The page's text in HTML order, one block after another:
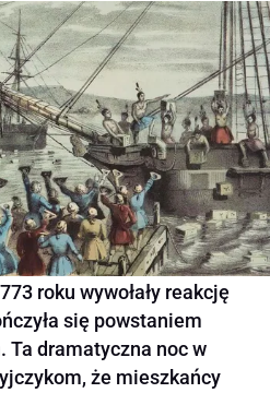
roku wywołały reakcję
się powstaniem
Ta dramatyczna noc w
że mieszkańcy